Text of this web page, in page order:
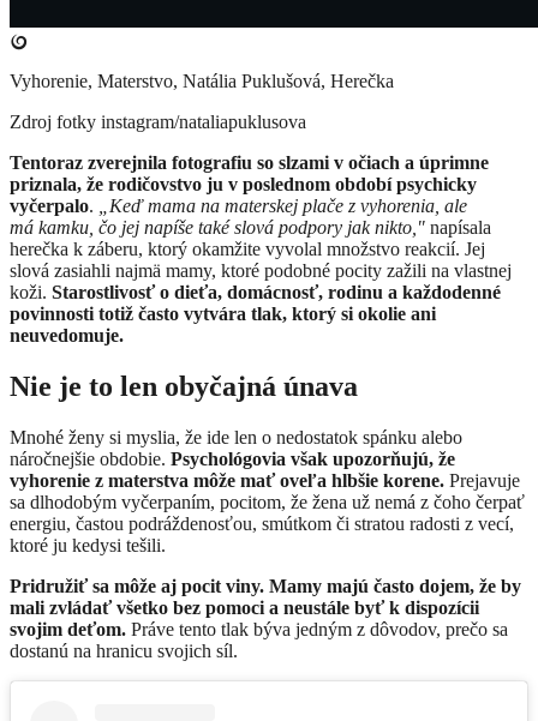
Vyhorenie, Materstvo, Natália Puklušová, Herečka
Zdroj fotky instagram/nataliapuklusova
Tentoraz zverejnila fotografiu so slzami v očiach a úprimne
priznala, že rodičovstvo ju v poslednom období psychicky
vyčerpalo.
Keď mama na materskej plače z vyhorenia, ale
má kamku, čo jej napíše také slová podpory jak nikto," napísala
herečka k záberu, ktorý okamžite vyvolal množstvo reakcií. Jej
slová zasiahli najmä mamy, ktoré podobné pocity zažili na vlastnej
koži. Starostlivosť o dieťa, domácnosť, rodinu a každodenné
povinnosti totiž často vytvára tlak, ktorý si okolie ani
neuvedomuje.
Nie je to len obyčajná únava
Mnohé ženy si myslia, že ide len o nedostatok spánku alebo
náročnejšie obdobie. Psychológovia však upozorňujú, že
vyhorenie z materstva môže mať oveľa hlbšie korene. Prejavuje
sa dlhodobým vyčerpaním, pocitom, že žena už nemá z čoho čerpať
energiu, častou podráždenosťou, smútkom či stratou radosti z vecí,
ktoré ju kedysi tešili.
Pridružiť sa môže aj pocit viny. Mamy majú často dojem, že by
mali zvládať všetko bez pomoci a neustále byť k dispozícii
svojim deťom. Práve tento tlak býva jedným z dôvodov, prečo sa
dostanú na hranicu svojich síl.